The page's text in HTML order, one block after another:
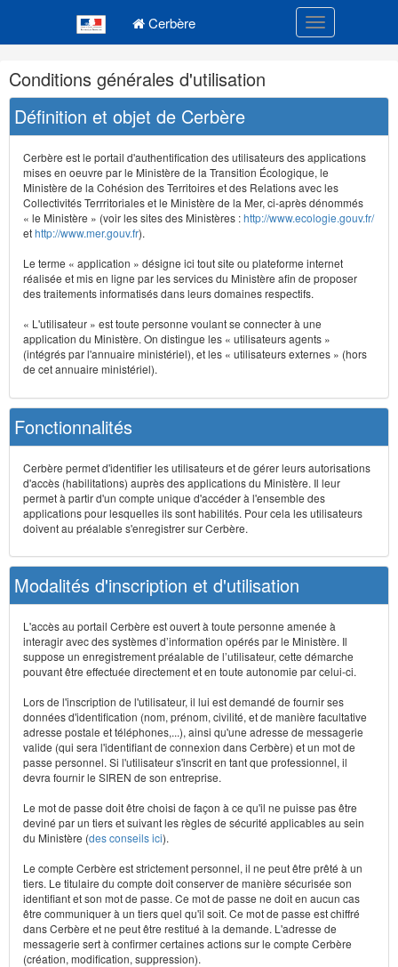
Cerbère Toggle
Navigation
et
outils
annexes
Conditions générales d'utilisation
Définition et objet de Cerbère
Cerbère est le portail d'authentification des utilisateurs des applications
mises en oeuvre par le Ministère de la Transition Écologique, le
Ministère de la Cohésion des Territoires et des Relations avec les
Collectivités Terrritoriales et le Ministère de la Mer, ci-après dénommés
« le Ministère » (voir les sites des Ministères :http://www.ecologie.gouv.fr/
ethttp://www.mer.gouv.fr).
Le terme « application » désigne ici tout site ou plateforme internet
réalisée et mis en ligne par les services du Ministère afin de proposer
des traitements informatisés dans leurs domaines respectifs.
« L'utilisateur » est toute personne voulant se connecter à une
application du Ministère. On distingue les « utilisateurs agents »
(intégrés par l'annuaire ministériel), et les « utilisateurs externes » (hors
de cet annuaire ministériel).
Fonctionnalités
Cerbère permet d'identifier les utilisateurs et de gérer leurs autorisations
d'accès (habilitations) auprès des applications du Ministère. Il leur
permet à partir d'un compte unique d'accéder à l'ensemble des
applications pour lesquelles ils sont habilités. Pour cela les utilisateurs
doivent au préalable s'enregistrer sur Cerbère.
Modalités d'inscription et d'utilisation
L'accès au portail Cerbère est ouvert à toute personne amenée à
interagir avec des systèmes d’information opérés par le Ministère. Il
suppose un enregistrement préalable de l’utilisateur, cette démarche
pouvant être effectuée directement et en toute autonomie par celui-ci.
Lors de l'inscription de l'utilisateur, il lui est demandé de fournir ses
données d'identification (nom, prénom, civilité, et de manière facultative
adresse postale et téléphones,...), ainsi qu'une adresse de messagerie
valide (qui sera l'identifiant de connexion dans Cerbère) et un mot de
passe personnel. Si l'utilisateur s'inscrit en tant que professionnel, il
devra fournir le SIREN de son entreprise.
Le mot de passe doit être choisi de façon à ce qu'il ne puisse pas être
deviné par un tiers et suivant les règles de sécurité applicables au sein
du Ministère (des conseils ici).
Le compte Cerbère est strictement personnel, il ne peut être prêté à un
tiers. Le titulaire du compte doit conserver de manière sécurisée son
identifiant et son mot de passe. Ce mot de passe ne doit en aucun cas
être communiquer à un tiers quel qu'il soit. Ce mot de passe est chiffré
dans Cerbère et ne peut être restitué à la demande. L'adresse de
messagerie sert à confirmer certaines actions sur le compte Cerbère
(création, modification, suppression).